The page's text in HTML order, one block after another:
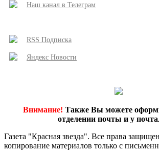
Наш канал в Телеграм
RSS Подписка
Яндекс Новости
Внимание! Также Вы можете
отделении почты и у
Газета "Красная звезда". Все права
копирование материалов только с